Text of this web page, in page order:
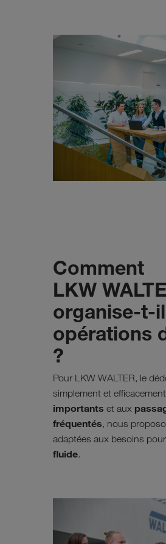
Comment
LKW
organise-t-
opérations
?
Pour LKW WALTER, le
simplement et
importants et aux
fréquentés, nous
adaptées aux besoins
fluide.